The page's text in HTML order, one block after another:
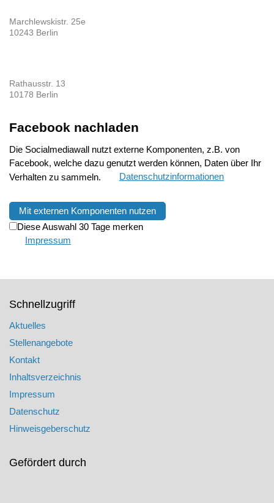
Marchlewskistr. 25e
10243 Berlin
Rathausstr. 13
10178 Berlin
Facebook nachladen
Die Socialmediawall nutzt externe Komponenten, z.B. von
Facebook, welche dazu genutzt werden können, Daten über Ihr
Verhalten zu sammeln.
Datenschutzinformationen
Mit externen Komponenten nutzen
Diese Auswahl 30 Tage merken
Impressum
Schnellzugriff
Aktuelles
Stellenangebote
Kontakt
Inhaltsverzeichnis
Impressum
Datenschutz
Hinweisgeberschutz
Gefördert durch